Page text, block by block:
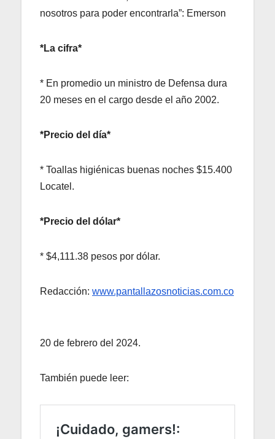
nosotros para poder encontrarla”: Emerson
*La cifra*
* En promedio un ministro de Defensa dura
20 meses en el cargo desde el año 2002.
*Precio del día*
* Toallas higiénicas buenas noches $15.400
Locatel.
*Precio del dólar*
* $4,111.38 pesos por dólar.
Redacción: www.pantallazosnoticias.com.co
20 de febrero del 2024.
También puede leer: